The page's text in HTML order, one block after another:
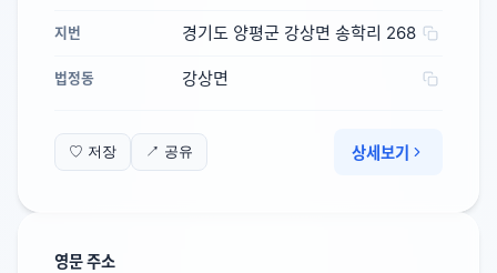
지번 경기도 양평군 강상면 송학리 268
법정동 강상면
♡ 저장 ↗ 공유 상세보기
영문 주소